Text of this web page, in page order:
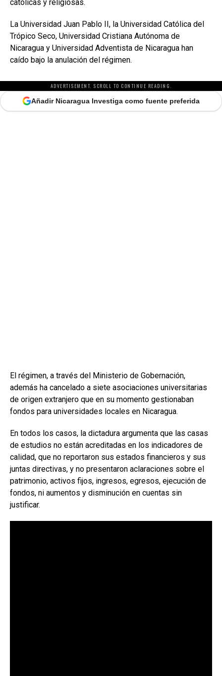
católicas y religiosas.
La Universidad Juan Pablo II, la Universidad Católica del
Trópico Seco, Universidad Cristiana Autónoma de
Nicaragua y Universidad Adventista de Nicaragua han
caído bajo la anulación del régimen.
ADVERTISEMENT. SCROLL TO CONTINUE READING.
Añadir Nicaragua Investiga como fuente preferida
El régimen, a través del Ministerio de Gobernación,
además ha cancelado a siete asociaciones universitarias
de origen extranjero que en su momento gestionaban
fondos para universidades locales en Nicaragua.
En todos los casos, la dictadura argumenta que las casas
de estudios no están acreditadas en los indicadores de
calidad, que no reportaron sus estados financieros y sus
juntas directivas, y no presentaron aclaraciones sobre el
patrimonio, activos fijos, ingresos, egresos, ejecución de
fondos, ni aumentos y disminución en cuentas sin
justificar.